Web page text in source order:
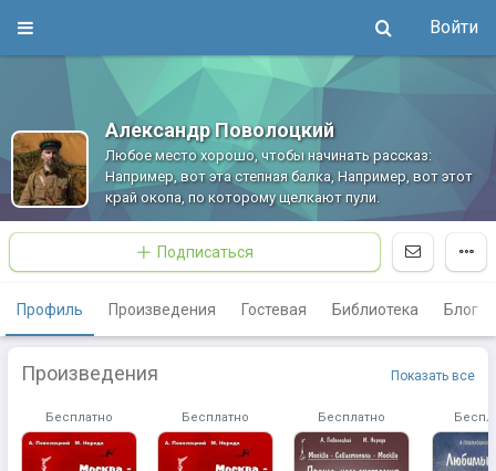
Войти
Александр Поволоцкий
Любое место хорошо, чтобы начинать рассказ:
Например, вот эта степная балка, Например, вот этот
край окопа, по которому щелкают пули.
Подписаться
Профиль Произведения Гостевая Библиотека Блог
Произведения Показать все
Бесплатно Бесплатно Бесплатно